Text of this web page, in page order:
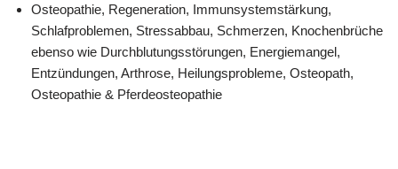
Osteopathie, Regeneration, Immunsystemstärkung,
Schlafproblemen, Stressabbau, Schmerzen, Knochenbrüche
ebenso wie Durchblutungsstörungen, Energiemangel,
Entzündungen, Arthrose, Heilungsprobleme, Osteopath,
Osteopathie & Pferdeosteopathie